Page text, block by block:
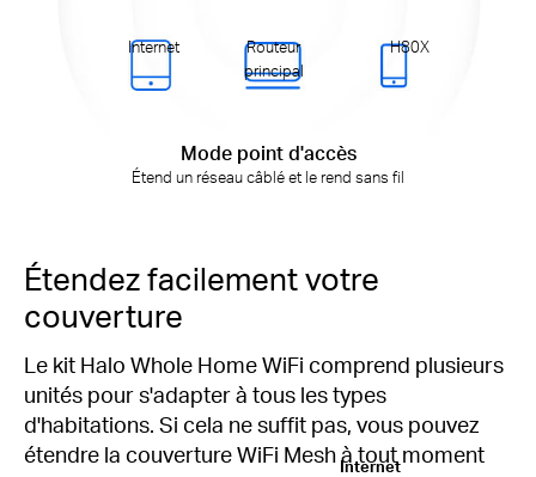
Routeur
principal
Internet H80X
Mode point d'accès
Étend un réseau câblé et le rend sans fil
Étendez facilement votre
couverture
Le kit Halo Whole Home WiFi comprend plusieurs
unités pour s'adapter à tous les types
d'habitations. Si cela ne suffit pas, vous pouvez
étendre la couverture WiFi Mesh à tout moment
Internet